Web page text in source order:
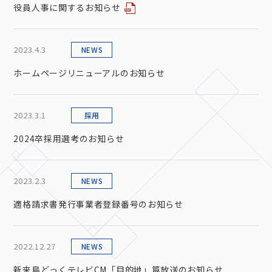
役員人事に関するお知らせ
2023.4.3 NEWS
ホームページリニューアルのお知らせ
2023.3.1 採用
2024卒採用選考のお知らせ
2023.2.3 NEWS
適格請求書発行事業者登録番号のお知らせ
2022.12.27 NEWS